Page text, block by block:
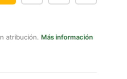
atribución. Más información